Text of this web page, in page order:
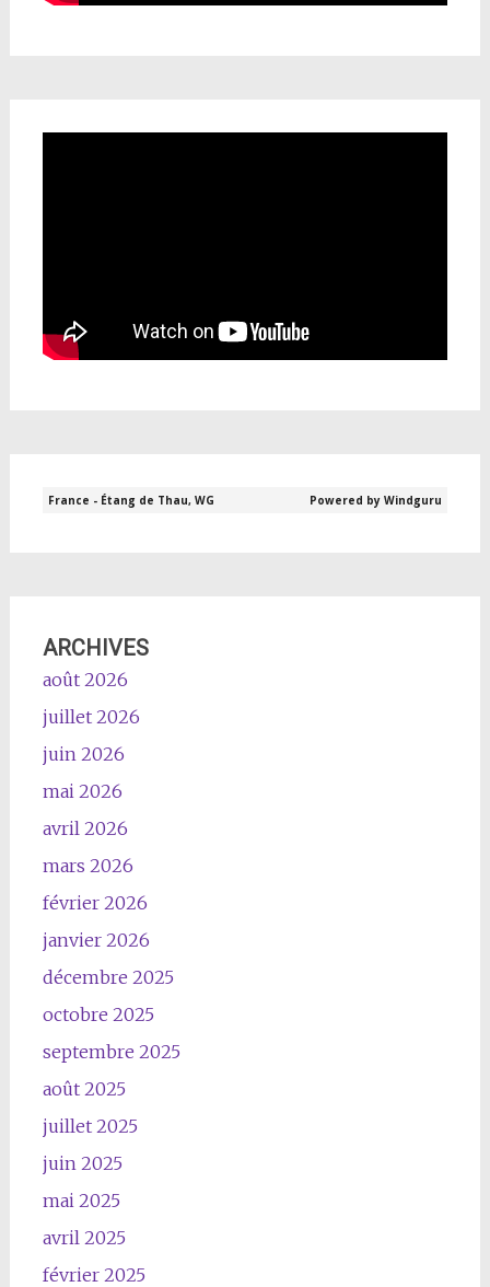
ARCHIVES
août 2026
juillet 2026
juin 2026
mai 2026
avril 2026
mars 2026
février 2026
janvier 2026
décembre 2025
octobre 2025
septembre 2025
août 2025
juillet 2025
juin 2025
mai 2025
avril 2025
février 2025